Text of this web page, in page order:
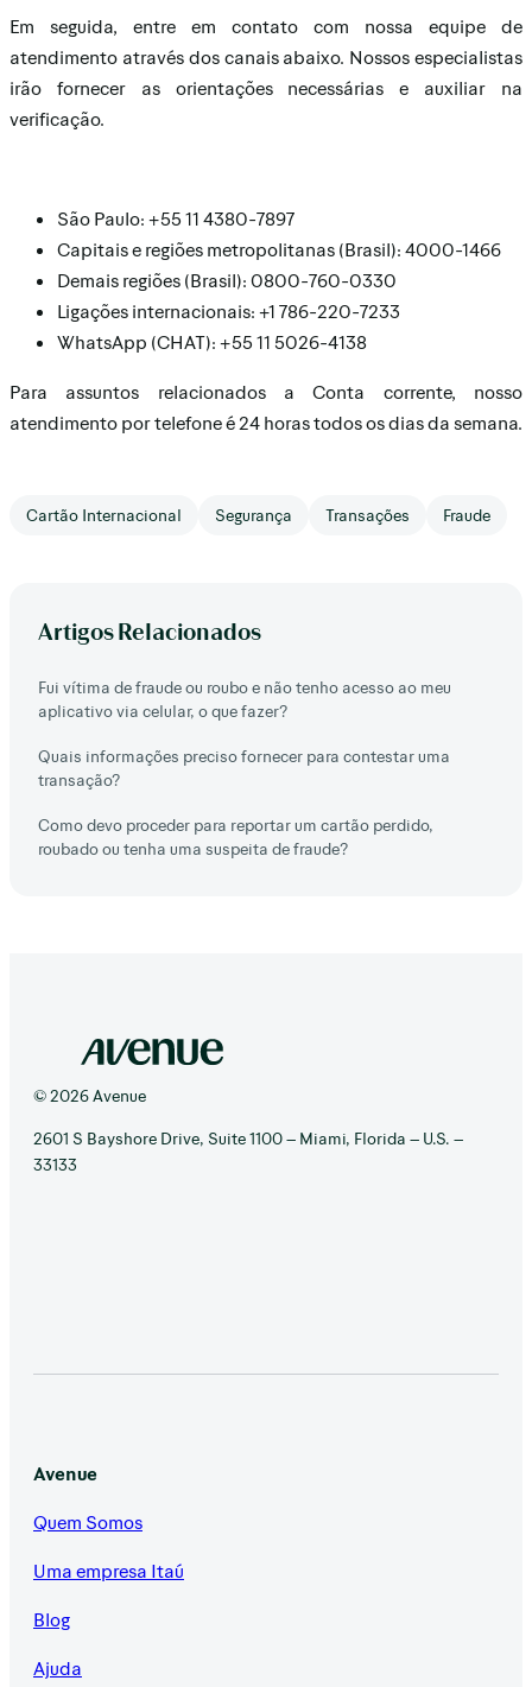
Em seguida, entre em contato com nossa equipe de
atendimento através dos canais abaixo. Nossos especialistas
irão fornecer as orientações necessárias e auxiliar na
verificação.
São Paulo: +55 11 4380-7897
Capitais e regiões metropolitanas (Brasil): 4000-1466
Demais regiões (Brasil): 0800-760-0330
Ligações internacionais: +1 786-220-7233
WhatsApp (CHAT): +55 11 5026-4138
Para assuntos relacionados a Conta corrente, nosso
atendimento por telefone é 24 horas todos os dias da semana.
Cartão Internacional Segurança Transações Fraude
Artigos Relacionados
Fui vítima de fraude ou roubo e não tenho acesso ao meu
aplicativo via celular, o que fazer?
Quais informações preciso fornecer para contestar uma
transação?
Como devo proceder para reportar um cartão perdido,
roubado ou tenha uma suspeita de fraude?
© 2026 Avenue
2601 S Bayshore Drive, Suite 1100 – Miami, Florida – U.S. –
33133
Avenue
Quem Somos
Uma empresa Itaú
Blog
Ajuda